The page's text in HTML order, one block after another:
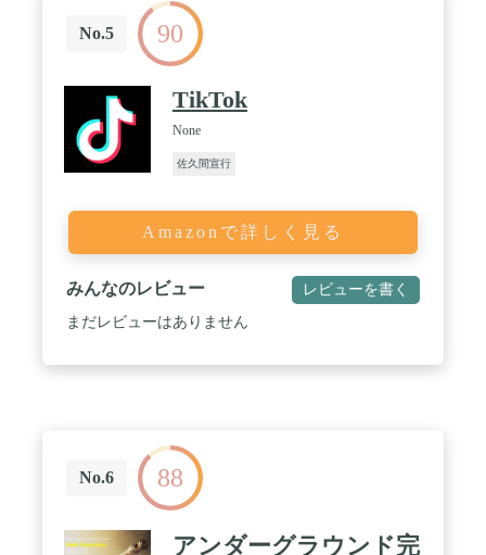
No.5 90
TikTok
None
佐久間宣行
Amazonで詳しく見る
みんなのレビュー レビューを書く
まだレビューはありません
No.6 88
アンダーグラウンド完